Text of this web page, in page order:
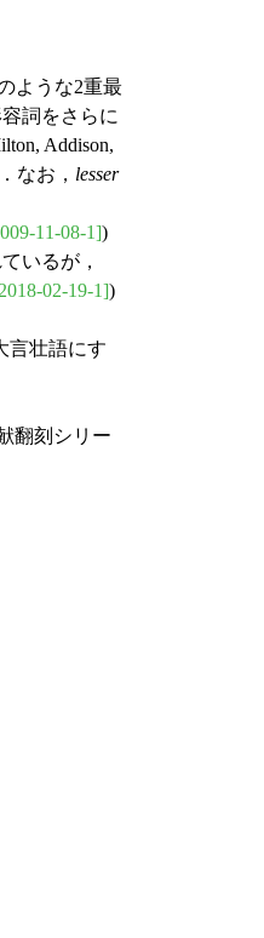
ような2重最
詞をさらに
Addison,
なお， lesser
11-08-1])
いるが，
02-19-1])
言壮語にす
翻刻シリー